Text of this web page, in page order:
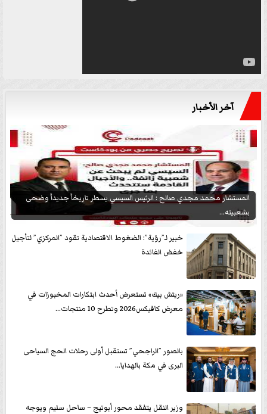
آخر الأخبار
المستشار محمد مجدي صالح : الرئيس السيسي يسطر تاريخاً جديداً وضحى
بشعبيته...
خبير لـ”رؤية”: الضغوط الاقتصادية تقود ”المركزي” لتأجيل
خفض الفائدة
«ريتش بيك» تستعرض أحدث ابتكارات المخبوزات في
معرض كافيكس2026 وتطرح 10 منتجات...
بالصور ”الراجحي” تستقبل أولى رحلات الحج السياحى
البرى في مكة بالهدايا...
وزير النقل يتفقد محور أبوتيج – ساحل سليم ويوجه